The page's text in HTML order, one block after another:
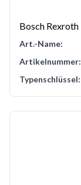
Bosch Rexroth
Art.-Name:
Artikelnummer:
Typenschlüssel: